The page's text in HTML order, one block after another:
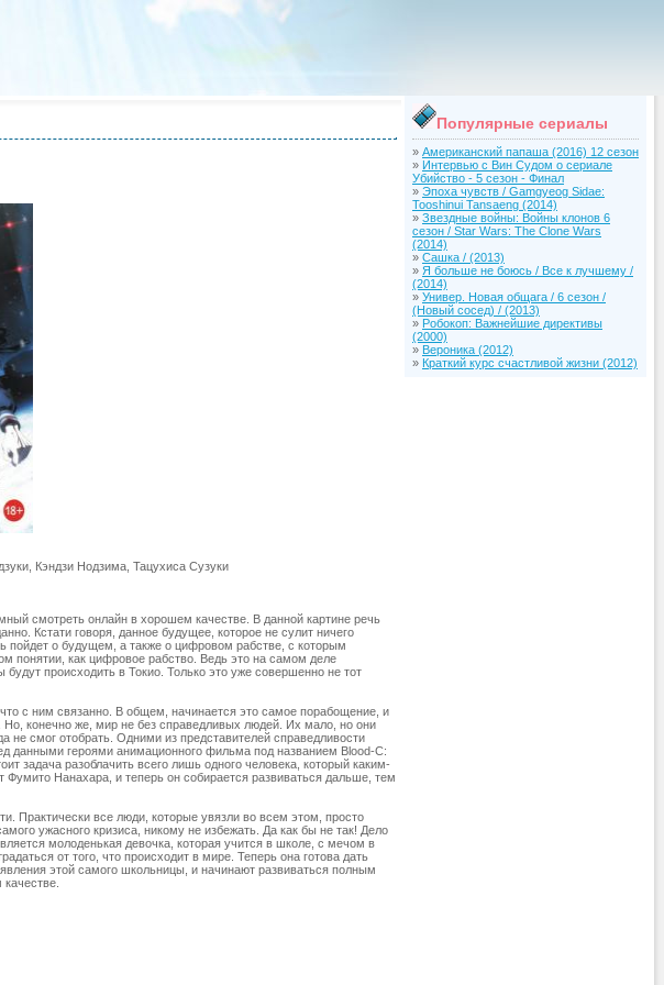
Кэндзи Нодзима, Тацухиса Сузуки
смотреть онлайн в хорошем качестве. В данной картине речь
Кстати говоря, данное будущее, которое не сулит ничего
пойдет о будущем, а также о цифровом рабстве, с которым
понятии, как цифровое рабство. Ведь это на самом деле
происходить в Токио. Только это уже совершенно не тот
с ним связанно. В общем, начинается это самое порабощение, и
Но, конечно же, мир не без справедливых людей. Их мало, но они
не смог отобрать. Одними из представителей справедливости
данными героями анимационного фильма под названием Blood-C:
задача разоблачить всего лишь одного человека, который каким-
Фумито Нанахара, и теперь он собирается развиваться дальше, тем
Практически все люди, которые увязли во всем этом, просто
ужасного кризиса, никому не избежать. Да как бы не так! Дело
молоденькая девочка, которая учится в школе, с мечом в
от того, что происходит в мире. Теперь она готова дать
этой самого школьницы, и начинают развиваться полным
Популярные сериалы
» Американский папаша (2016) 12 сезон
» Интервью с Вин Судом о сериале
Убийство - 5 сезон - Финал
» Эпоха чувств / Gamgyeog Sidae:
Tooshinui Tansaeng (2014)
» Звездные войны: Войны клонов 6
сезон / Star Wars: The Clone Wars
(2014)
» Сашка / (2013)
» Я больше не боюсь / Все к лучшему /
(2014)
» Универ. Новая общага / 6 сезон /
(Новый сосед) / (2013)
» Робокоп: Важнейшие директивы
(2000)
» Вероника (2012)
» Краткий курс счастливой жизни (2012)